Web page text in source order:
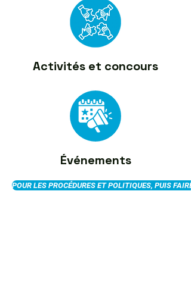
Activités et concours
Événements
POUR LES PROCÉDURES ET POLITIQUES, PUIS